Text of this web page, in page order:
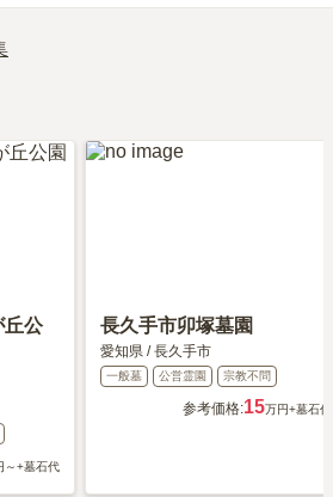
ページの「地図・交通アクセス」欄をご
されておりません。
安です。資料請求や現地見学を通して、
丘公
～+墓石代
長久手市卯塚墓園
愛知県 /長久手市
一般墓 公営霊園 宗教不問
参考価格:15万円+墓石代